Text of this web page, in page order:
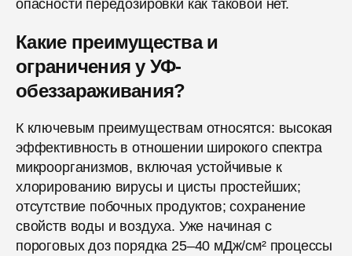
опасности передозировки как таковой нет.
Какие преимущества и
ограничения у УФ-
обеззараживания?
К ключевым преимуществам относятся: высокая
эффективность в отношении широкого спектра
микроорганизмов, включая устойчивые к
хлорированию вирусы и цисты простейших;
отсутствие побочных продуктов; сохранение
свойств воды и воздуха. Уже начиная с
пороговых доз порядка 25–40 мДж/см² процессы